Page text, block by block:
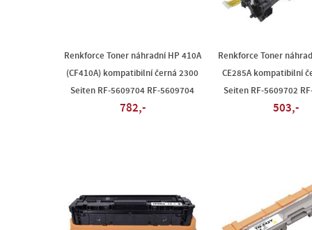
Renkforce Toner náhradní HP 410A
(CF410A) kompatibilní černá 2300
Seiten RF-5609704 RF-5609704
782,-
Renkforce Toner
CE285A kompatibilní
Seiten RF-5609702
503,-